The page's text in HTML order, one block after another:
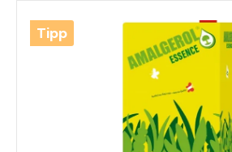
Tipp